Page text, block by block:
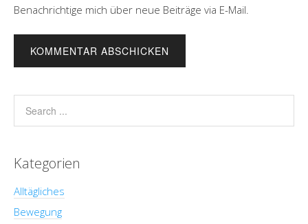
Benachrichtige mich über neue Beiträge via E-Mail.
Kategorien
Alltägliches
Bewegung